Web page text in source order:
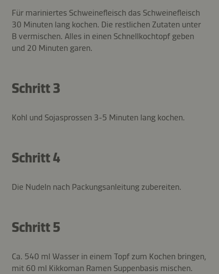
Für mariniertes Schweinefleisch das Schweinefleisch
30 Minuten lang kochen. Die restlichen Zutaten unter
B vermischen. Alles in einen Schnellkochtopf geben
und 20 Minuten garen.
Schritt 3
Kohl und Sojasprossen 3-5 Minuten lang kochen.
Schritt 4
Die Nudeln nach Packungsanleitung zubereiten.
Schritt 5
Ca. 540 ml Wasser in einem Topf zum Kochen bringen,
mit 60 ml Kikkoman Ramen Suppenbasis mischen.